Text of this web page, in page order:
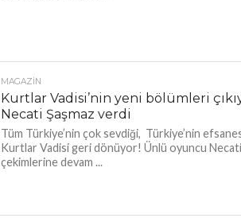
MAGAZIN
Kurtlar Vadisi’nin yeni bölümleri
Necati Şaşmaz verdi
Tüm Türkiye’nin çok sevdiği, Türkiye’nin
Kurtlar Vadisi geri dönüyor! Ünlü oyuncu Necati
çekimlerine devam ...